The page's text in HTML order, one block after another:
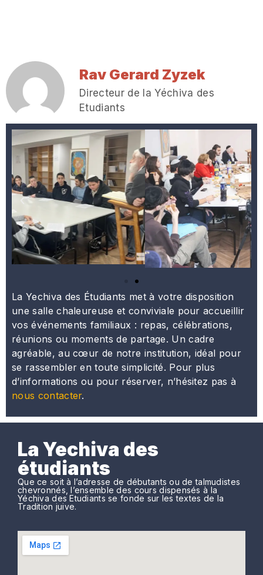
Rav Gerard Zyzek
Directeur de la Yéchiva des
Etudiants
La Yechiva des Étudiants met à votre disposition
une salle chaleureuse et conviviale pour accueillir
vos événements familiaux : repas, célébrations,
réunions ou moments de partage. Un cadre
agréable, au cœur de notre institution, idéal pour
se rassembler en toute simplicité. Pour plus
d’informations ou pour réserver, n’hésitez pas à
nous contacter.
La Yechiva des
étudiants
Que ce soit à l’adresse de débutants ou de talmudistes
chevronnés, l’ensemble des cours dispensés à la
Yéchiva des Etudiants se fonde sur les textes de la
Tradition juive.